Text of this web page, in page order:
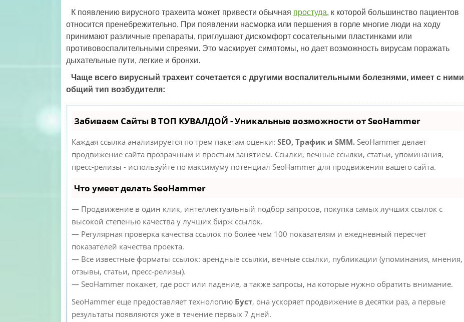
К появлению вирусного трахеита может привести обычная простуда, к которой большинство пациентов
относится пренебрежительно. При появлении насморка или першения в горле многие люди на ходу
принимают различные препараты, приглушают дискомфорт сосательными пластинками или
противовоспалительными спреями. Это маскирует симптомы, но дает возможность вирусам поражать
дыхательные пути, легкие и бронхи.
Чаще всего вирусный трахеит сочетается с другими воспалительными болезнями, имеет с ними
общий тип возбудителя:
Забиваем Сайты В ТОП КУВАЛДОЙ - Уникальные возможности от SeoHammer
Каждая ссылка анализируется по трем пакетам оценки: SEO, Трафик и SMM. SeoHammer делает
продвижение сайта прозрачным и простым занятием. Ссылки, вечные ссылки, статьи, упоминания,
пресс-релизы - используйте по максимуму потенциал SeoHammer для продвижения вашего сайта.
Что умеет делать SeoHammer
— Продвижение в один клик, интеллектуальный подбор запросов, покупка самых лучших ссылок с
высокой степенью качества у лучших бирж ссылок.
— Регулярная проверка качества ссылок по более чем 100 показателям и ежедневный пересчет
показателей качества проекта.
— Все известные форматы ссылок: арендные ссылки, вечные ссылки, публикации (упоминания, мнения,
отзывы, статьи, пресс-релизы).
— SeoHammer покажет, где рост или падение, а также запросы, на которые нужно обратить внимание.
SeoHammer еще предоставляет технологию Буст, она ускоряет продвижение в десятки раз, а первые
результаты появляются уже в течение первых 7 дней.